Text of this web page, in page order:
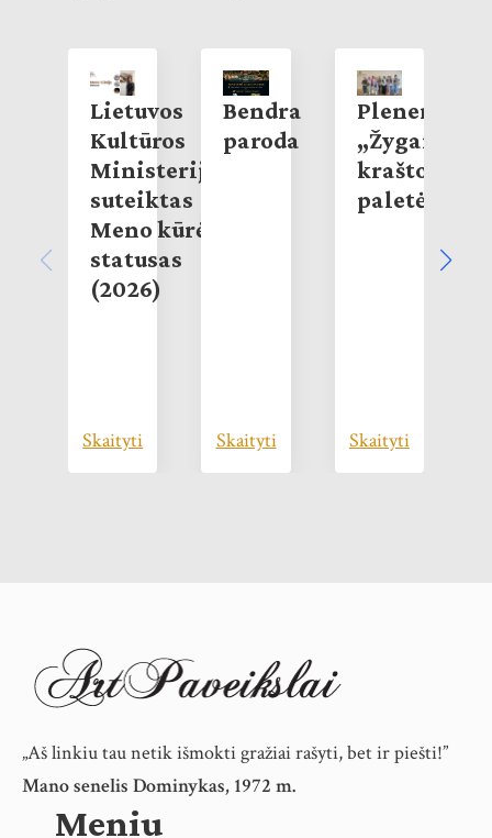
Lietuvos
Kultūros
Ministerijos
suteiktas
Meno kūrėjo
statusas
(2026)
Skaityti
Bendra
paroda
Skaityti
Pleneras
„Žygaičių
krašto
paletė”
Skaityti
„Aš linkiu tau netik išmokti gražiai rašyti, bet ir piešti!”
Mano senelis Dominykas, 1972 m.
Meniu